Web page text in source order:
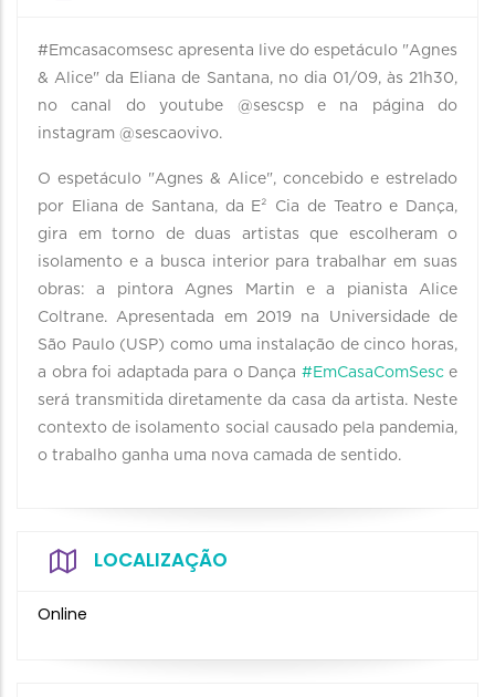
#Emcasacomsesc apresenta live do espetáculo "Agnes
& Alice" da Eliana de Santana, no dia 01/09, às 21h30,
no canal do youtube @sescsp e na página do
instagram @sescaovivo.
O espetáculo "Agnes & Alice", concebido e estrelado
por Eliana de Santana, da E² Cia de Teatro e Dança,
gira em torno de duas artistas que escolheram o
isolamento e a busca interior para trabalhar em suas
obras: a pintora Agnes Martin e a pianista Alice
Coltrane. Apresentada em 2019 na Universidade de
São Paulo (USP) como uma instalação de cinco horas,
a obra foi adaptada para o Dança #EmCasaComSesce
será transmitida diretamente da casa da artista. Neste
contexto de isolamento social causado pela pandemia,
o trabalho ganha uma nova camada de sentido.
LOCALIZAÇÃO
Online